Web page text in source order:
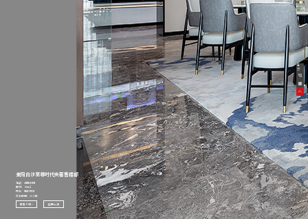
耒阳白沙至尊时代央著售楼部
地点：湖南耒阳
面积：958㎡
风格：现代风格
竣工时间：2019年
查看介绍 > 返回上级
在
线
服